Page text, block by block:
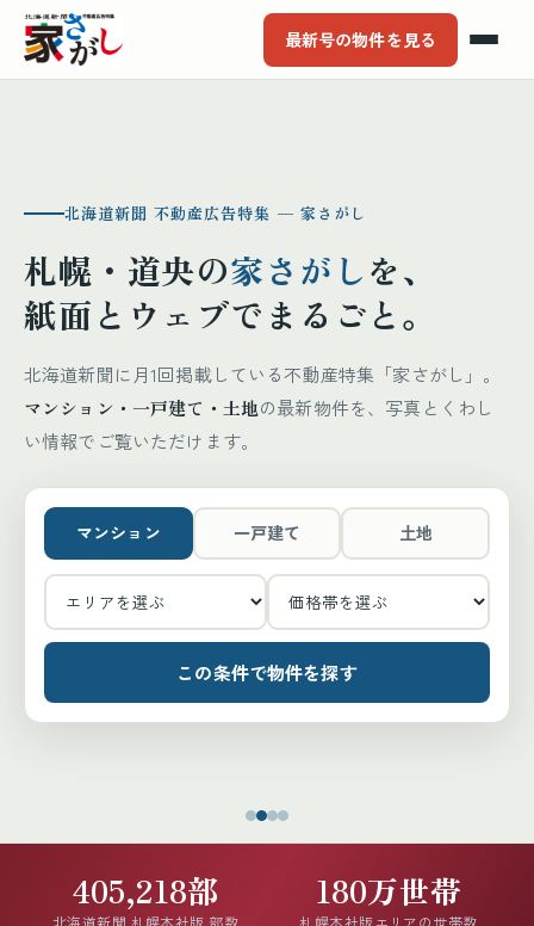
最新号の物件を見る
北海道新聞 不動産広告特集 ─ 家さがし
札幌・道央の家さがしを、
紙面とウェブでまるごと。
北海道新聞に月1回掲載している不動産特集「家さがし」。
マンション・一戸建て・土地の最新物件を、写真とくわし
い情報でご覧いただけます。
マンション 一戸建て 土地
この条件で物件を探す
405,218部
北海道新聞 札幌本社版 部数
180万世帯
札幌本社版エリアの世帯数